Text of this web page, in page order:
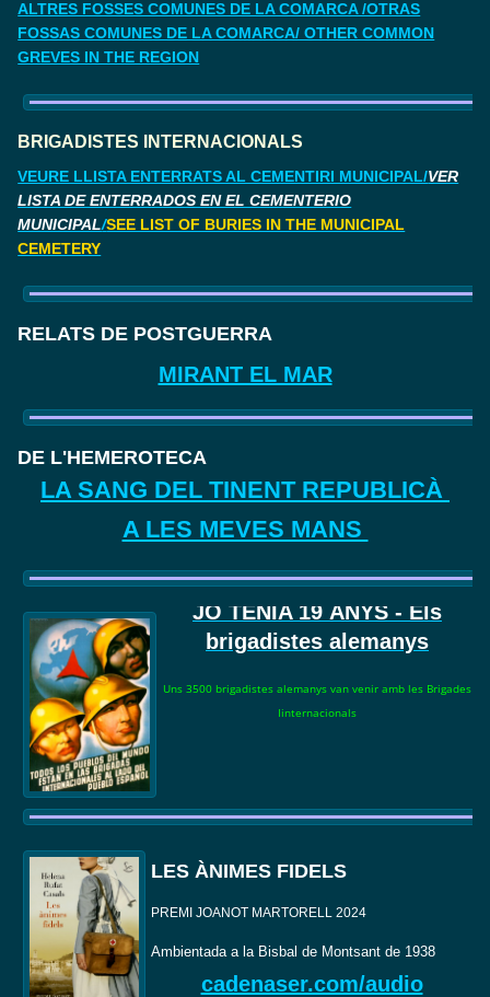
ALTRES FOSSES COMUNES DE LA COMARCA /OTRAS
FOSSAS COMUNES DE LA COMARCA/ OTHER COMMON
GREVES IN THE REGION
BRIGADISTES INTERNACIONALS
VEURE LLISTA ENTERRATS AL CEMENTIRI MUNICIPAL/VER
LISTA DE ENTERRADOS EN EL CEMENTERIO
MUNICIPAL/SEE LIST OF BURIES IN THE MUNICIPAL
CEMETERY
RELATS DE POSTGUERRA
MIRANT EL MAR
DE L'HEMEROTECA
LA SANG DEL TINENT REPUBLICÀ
A LES MEVES MANS
JO TENIA 19 ANYS - Els
brigadistes alemanys
Uns 3500 brigadistes alemanys van venir amb les Brigades
Iinternacionals
LES ÀNIMES FIDELS
PREMI JOANOT MARTORELL 2024
Ambientada a la Bisbal de Montsant de 1938
cadenaser.com/audio